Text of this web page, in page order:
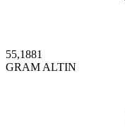
55,1881
GRAM ALTIN